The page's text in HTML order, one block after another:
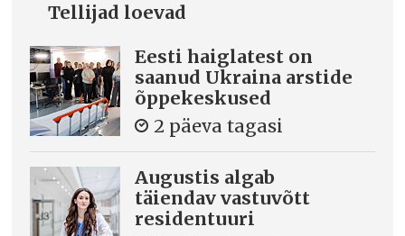
Tellijad loevad
Eesti haiglatest on
saanud Ukraina arstide
õppekeskused
2 päeva tagasi
Augustis algab
täiendav vastuvõtt
residentuuri